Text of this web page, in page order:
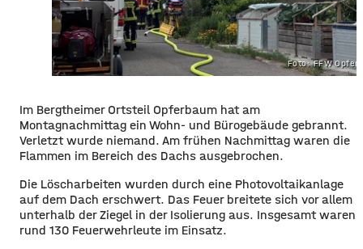
Foto: FFW
Im Bergtheimer Ortsteil Opferbaum hat am
Montagnachmittag ein Wohn- und Bürogebäude gebrannt.
Verletzt wurde niemand. Am frühen Nachmittag waren die
Flammen im Bereich des Dachs ausgebrochen.
Die Löscharbeiten wurden durch eine Photovoltaikanlage
auf dem Dach erschwert. Das Feuer breitete sich vor allem
unterhalb der Ziegel in der Isolierung aus. Insgesamt waren
rund 130 Feuerwehrleute im Einsatz.